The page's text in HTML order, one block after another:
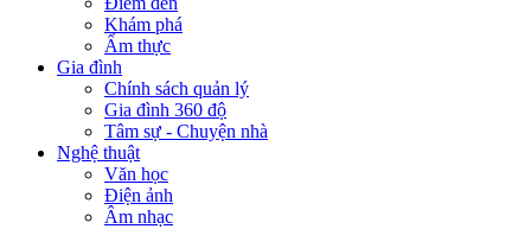
Khám phá
Ẩm thực
Gia đình
Chính sách quản lý
Gia đình 360 độ
Tâm sự - Chuyện nhà
Nghệ thuật
Văn học
Điện ảnh
Âm nhạc